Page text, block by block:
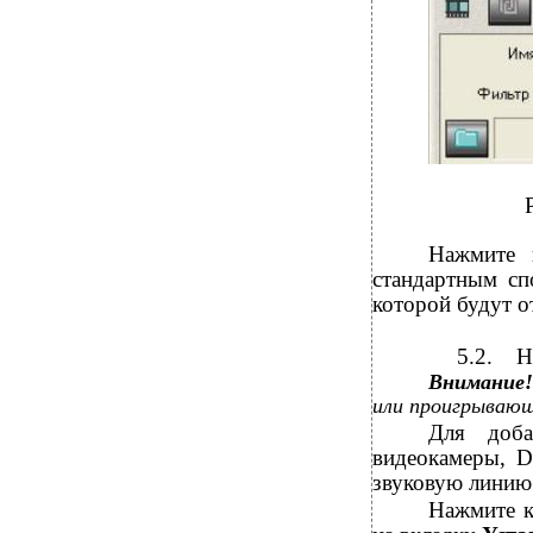
Нажмите
стандартным
которой будут
5.2.
или
Для
видеокамеры,
звуковую
Нажмите